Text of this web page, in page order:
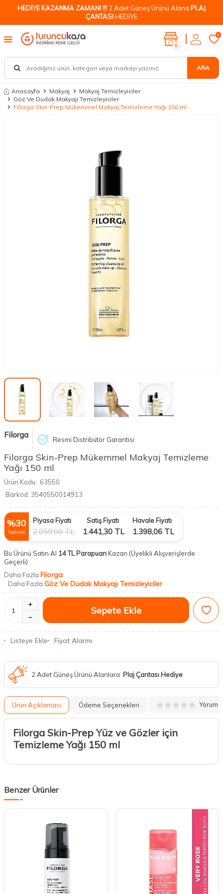
HEDİYE KAZANMA ZAMANI !!! 2 Adet Güneş Ürünü Alana PLAJ
ÇANTASIHEDİYE
ARA
0
0
Anasayfa Makyaj
Makyaj Temizleyiciler
Göz Ve Dudak Makyajı Temizleyiciler
Filorga Skin-Prep Mükemmel Makyaj Temizleme Yağı 150 ml
Filorga Resmi Distribütör Garantisi
Filorga Skin-Prep Mükemmel Makyaj Temizleme
Yağı 150 ml
Ürün Kodu: 63550
Barkod: 3540550014913
%30
İndirim
Piyasa Fiyatı
2.059,00TL
Satış Fiyatı
1.441,30 TL
Havale Fiyatı
1.398,06 TL
Bu Ürünü Satın Al 14 TL ParapuanKazan (Üyelikli Alışverişlerde
Geçerli)
Daha Fazla Filorga
Daha Fazla Göz Ve Dudak Makyajı Temizleyiciler
Sepete Ekle
Listeye Ekle Fiyat Alarmı
2 Adet Güneş Ürünü Alanlara Plaj Çantası Hediye
Ürün Açıklaması Ödeme Seçenekleri Yorum
Filorga Skin-Prep Yüz ve Gözler için
Temizleme Yağı 150 ml
Benzer Ürünler